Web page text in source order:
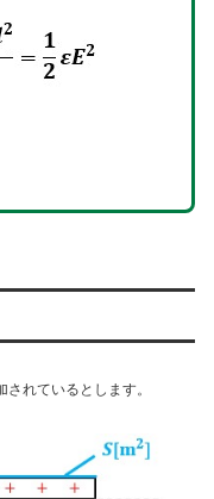
れているとします。